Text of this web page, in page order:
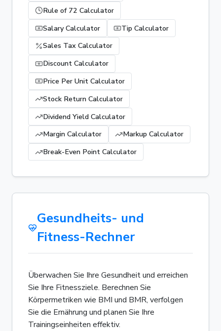
Rule of 72 Calculator
Salary Calculator
Tip Calculator
Sales Tax Calculator
Discount Calculator
Price Per Unit Calculator
Stock Return Calculator
Dividend Yield Calculator
Margin Calculator
Markup Calculator
Break-Even Point Calculator
Gesundheits- und
Fitness-Rechner
Überwachen Sie Ihre Gesundheit und erreichen
Sie Ihre Fitnessziele. Berechnen Sie
Körpermetriken wie BMI und BMR, verfolgen
Sie die Ernährung und planen Sie Ihre
Trainingseinheiten effektiv.